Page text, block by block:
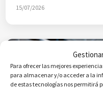
Para ofrecer las mejores
para almacenar y/o acceder a la
de estas tecnologías nos permitirá
15/07/2026